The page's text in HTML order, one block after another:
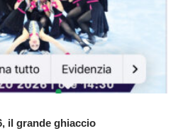
il grande ghiaccio